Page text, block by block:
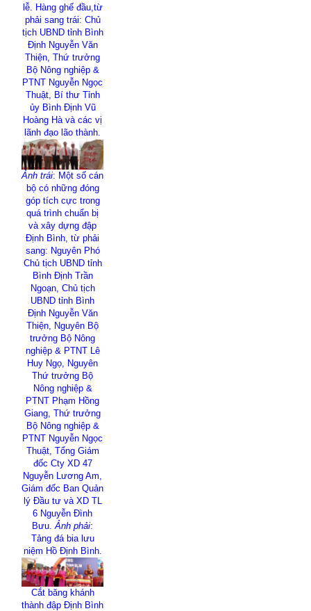
lễ. Hàng ghế đầu,từ
phải sang trái: Chủ
tịch UBND tỉnh Bình
Định Nguyễn Văn
Thiện, Thứ trưởng
Bộ Nông nghiệp &
PTNT Nguyễn Ngọc
Thuật, Bí thư Tỉnh
ủy Bình Định Vũ
Hoàng Hà và các vị
lãnh đạo lão thành.
Ảnh trái: Một số cán
bộ có những đóng
góp tích cực trong
quá trình chuẩn bị
và xây dựng đập
Định Bình, từ phải
sang: Nguyên Phó
Chủ tịch UBND tỉnh
Bình Định Trần
Ngoạn, Chủ tịch
UBND tỉnh Bình
Định Nguyễn Văn
Thiện, Nguyên Bộ
trưởng Bộ Nông
nghiệp & PTNT Lê
Huy Ngọ, Nguyên
Thứ trưởng Bộ
Nông nghiệp &
PTNT Phạm Hồng
Giang, Thứ trưởng
Bộ Nông nghiệp &
PTNT Nguyễn Ngọc
Thuật, Tổng Giám
đốc Cty XD 47
Nguyễn Lương Am,
Giám đốc Ban Quản
lý Đầu tư và XD TL
6 Nguyễn Đình
Bưu.Ảnh phải:
Tảng đá bia lưu
niệm Hồ Định Bình.
Cắt băng khánh
thành đập Định Bình